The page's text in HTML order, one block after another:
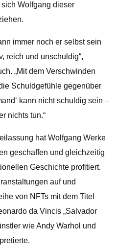
Wolfgang dieser
immer noch er selbst sein
reich und unschuldig“,
„Mit dem Verschwinden
Schuldgefühle gegenüber
kann nicht schuldig sein –
nichts tun.“
hat Wolfgang Werke
geschaffen und gleichzeitig
Geschichte profitiert.
auf und
von NFTs mit dem Titel
da Vincis „Salvador
wie Andy Warhol und